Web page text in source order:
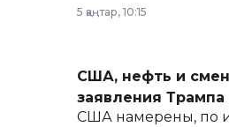
армии, экономики
5 қаңтар, 10:15
США, нефть и
заявления
США намерены, по